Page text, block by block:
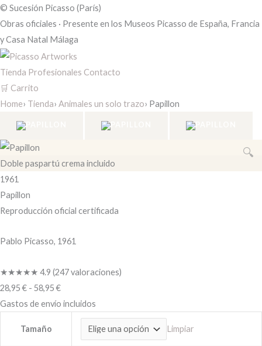
© Sucesión Picasso (París)
Obras oficiales · Presente en los Museos Picasso de España, Francia
y Casa Natal Málaga
Tienda Profesionales Contacto
🛒 Carrito
Home› Tienda› Animales un solo trazo› Papillon
Doble paspartú crema incluido
1961
Papillon
Reproducción oficial certificada
Pablo Picasso, 1961
★★★★★ 4.9 (247 valoraciones)
28,95€ - 58,95€
Rango
de
precios:
desde
28,95 €
58,95 €
Gastos de envío incluidos
Tamaño Limpiar